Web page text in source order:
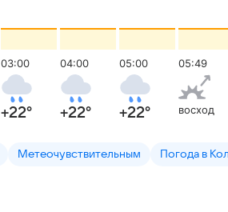
03:00
+22°
04:00
+22°
05:00
+22°
05:49
восход
Метеочувствительным Погода в